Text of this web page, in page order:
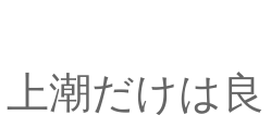
潮だけは